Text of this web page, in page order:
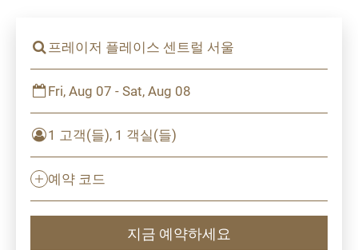
프레이저 플레이스 센트럴 서울
Fri, Aug 07 - Sat, Aug 08
1 고객(들), 1 객실(들)
예약 코드
지금 예약하세요